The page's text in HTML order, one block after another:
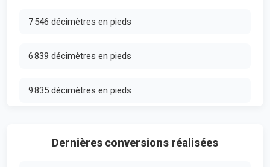
7 546 décimètres en pieds
6 839 décimètres en pieds
9 835 décimètres en pieds
Dernières conversions réalisées